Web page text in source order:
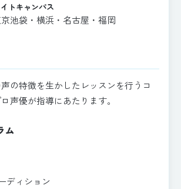
トキャンパス
池袋・横浜・名古屋・福岡
の特徴を生かしたレッスンを行うコ
声優が指導にあたります。
ム
ディション